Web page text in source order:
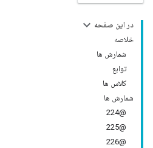
در این صفحه
خلاصه
شمارش ها
توابع
کلاس ها
شمارش ها
@224
@225
@226